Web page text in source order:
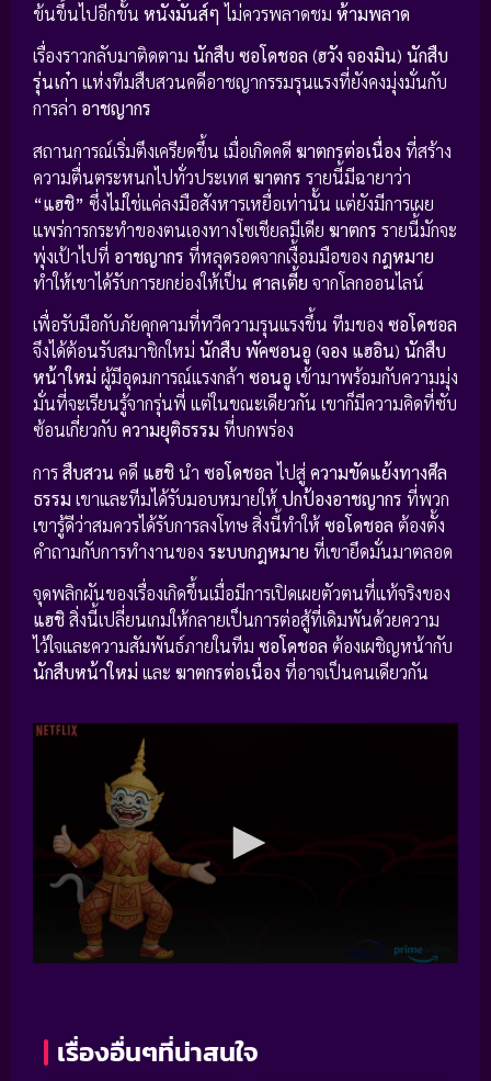
ข้นขึ้นไปอีกขั้น หนังมันส์ๆ ไม่ควรพลาดชม ห้ามพลาด
เรื่องราวกลับมาติดตาม นักสืบ ซอโดชอล (ฮวัง จองมิน) นักสืบ
รุ่นเก๋า แห่งทีมสืบสวนคดีอาชญากรรมรุนแรงที่ยังคงมุ่งมั่นกับ
การล่า อาชญากร
สถานการณ์เริ่มตึงเครียดขึ้น เมื่อเกิดคดี ฆาตกรต่อเนื่อง ที่สร้าง
ความตื่นตระหนกไปทั่วประเทศ ฆาตกร รายนี้มีฉายาว่า
“แฮชิ” ซึ่งไม่ใช่แค่ลงมือสังหารเหยื่อเท่านั้น แต่ยังมีการเผย
แพร่การกระทำของตนเองทางโซเชียลมีเดีย ฆาตกร รายนี้มักจะ
พุ่งเป้าไปที่ อาชญากร ที่หลุดรอดจากเงื้อมมือของ กฎหมาย
ทำให้เขาได้รับการยกย่องให้เป็น ศาลเตี้ย จากโลกออนไลน์
เพื่อรับมือกับภัยคุกคามที่ทวีความรุนแรงขึ้น ทีมของ ซอโดชอล
จึงได้ต้อนรับสมาชิกใหม่ นักสืบ พัคซอนอู (จอง แฮอิน) นักสืบ
หน้าใหม่ ผู้มีอุดมการณ์แรงกล้า ซอนอู เข้ามาพร้อมกับความมุ่ง
มั่นที่จะเรียนรู้จากรุ่นพี่ แต่ในขณะเดียวกัน เขาก็มีความคิดที่ซับ
ซ้อนเกี่ยวกับ ความยุติธรรม ที่บกพร่อง
การสืบสวน คดี แฮชินำ ซอโดชอลไปสู่ความขัดแย้งทางศีล
ธรรม เขาและทีมได้รับมอบหมายให้ปกป้องอาชญากร ที่พวก
เขารู้ดีว่าสมควรได้รับการลงโทษ สิ่งนี้ทำให้ซอโดชอล ต้องตั้ง
คำถามกับการทำงานของ ระบบกฎหมาย ที่เขายึดมั่นมาตลอด
จุดพลิกผันของเรื่องเกิดขึ้นเมื่อมีการเปิดเผยตัวตนที่แท้จริงของ
แฮชิสิ่งนี้เปลี่ยนเกมให้กลายเป็นการต่อสู้ที่เดิมพันด้วยความ
ไว้ใจและความสัมพันธ์ภายในทีม ซอโดชอล ต้องเผชิญหน้ากับ
นักสืบหน้าใหม่ และ ฆาตกรต่อเนื่อง ที่อาจเป็นคนเดียวกัน
เรื่องอื่นๆที่น่าสนใจ